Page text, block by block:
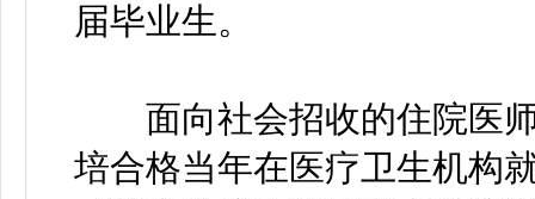
届毕业生。
面向社会招收的住院医师
培合格当年在医疗卫生机构